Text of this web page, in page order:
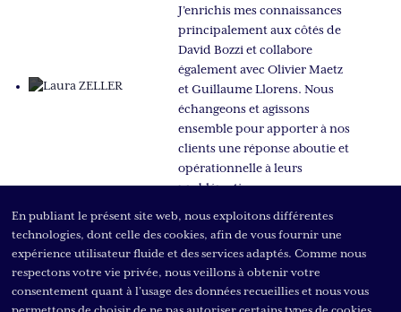
J’enrichis mes connaissances
principalement aux côtés de
David Bozzi et collabore
également avec Olivier Maetz
et Guillaume Llorens. Nous
échangeons et agissons
ensemble pour apporter à nos
clients une réponse aboutie et
opérationnelle à leurs
problématiques.
À propos de
Leonem
Leonem Avocats se distingue
En publiant le présent site web, nous exploitons différentes
technologies, dont celle des cookies, afin de vous fournir une
expérience utilisateur fluide et des services adaptés. Comme nous
respectons votre vie privée, nous veillons à obtenir votre
consentement quant à l’usage des données recueillies et nous vous